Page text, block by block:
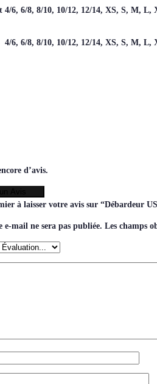
4/6, 6/8, 8/10, 10/12, 12/14, XS, S, M, L,
4/6, 6/8, 8/10, 10/12, 12/14, XS, S, M, L,
d’avis.
à laisser votre avis sur “Débardeur
e-mail ne sera pas publiée. Les champs